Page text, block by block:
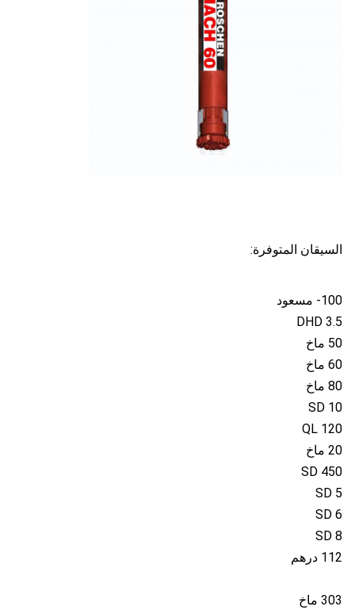
السيقان المتوفرة:
100- مسعود
3.5 DHD
50 ماخ
60 ماخ
80 ماخ
SD 10
QL 120
20 ماخ
SD 450
SD 5
SD 6
SD 8
112 درهم
303 ماخ